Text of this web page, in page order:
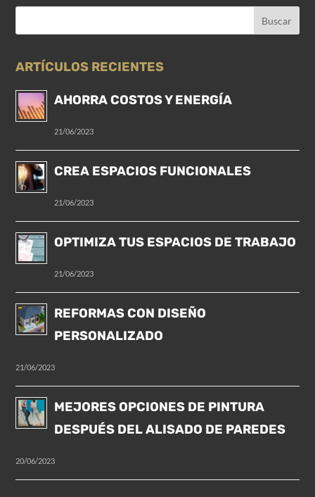
ARTÍCULOS RECIENTES
AHORRA COSTOS Y ENERGÍA
21/06/2023
CREA ESPACIOS FUNCIONALES
21/06/2023
OPTIMIZA TUS ESPACIOS DE TRABAJO
21/06/2023
REFORMAS CON DISEÑO
PERSONALIZADO
21/06/2023
MEJORES OPCIONES DE PINTURA
DESPUÉS DEL ALISADO DE PAREDES
20/06/2023